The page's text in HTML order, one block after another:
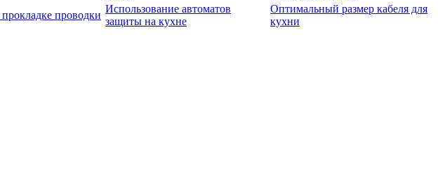
проводки
Использование автоматов
защиты на кухне
Оптимальный размер кабеля для
кухни